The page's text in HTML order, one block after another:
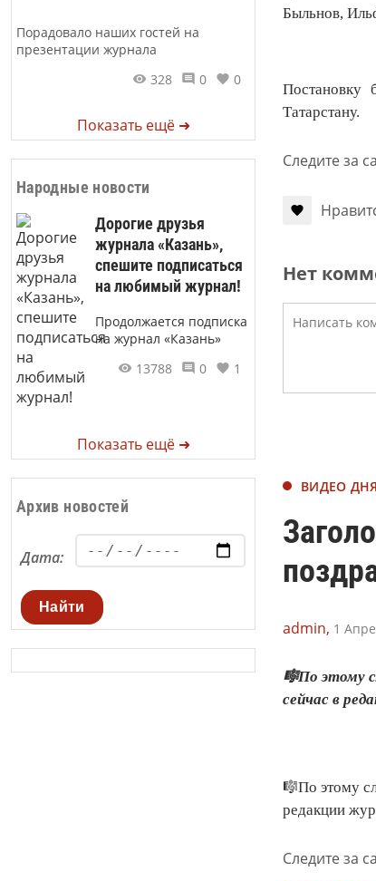
Порадовало наших гостей на
презентации журнала
328
0 0
Показать ещё ➜
Народные новости
Дорогие друзья
журнала «Казань»,
спешите подписаться
на любимый журнал!
Продолжается подписка
на журнал «Казань»
13788
0 1
Показать ещё ➜
Архив новостей
Дата:
Найти
Быльнов,
Постановку
Татарстану.
Следите за
Нет
ВИДЕО ДНЯ
admin, 1
🎼По этому
сейчас в
🎼По этому
редакции
Следите за